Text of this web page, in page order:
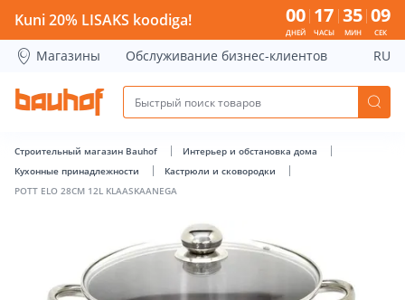
POTT ELO 28CM 12L KLAASKAANEGA - Bauhof has loaded
Kuni 20% LISAKS koodiga! 00
ДНЕЙ
17
ЧАСЫ
35
МИН
08
СЕК
Магазины Обслуживание бизнес-клиентов RU
Строительный магазин Bauhof
Интерьер и обстановка дома
Кухонные принадлежности
Кастрюли и сковородки
POTT ELO 28CM 12L KLAASKAANEGA